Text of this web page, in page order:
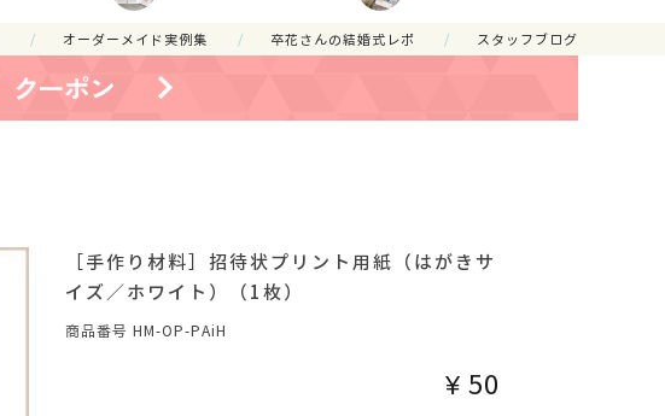
オーダーメイド実例集 卒花さんの結婚式レポ スタッフブログ
［手作り材料］招待状プリント用紙（はがきサ
イズ／ホワイト）（1枚）
商品番号 HM-OP-PAiH
¥ 50